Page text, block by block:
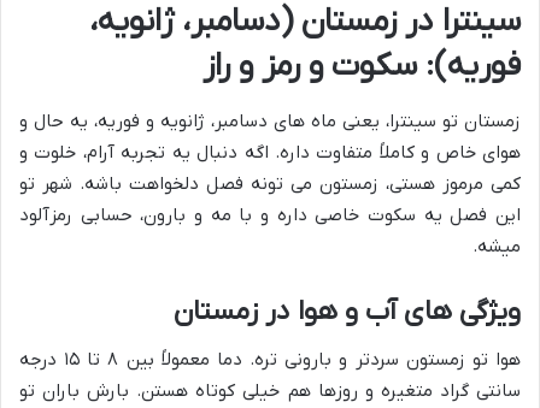
سینترا در زمستان (دسامبر، ژانویه،
فوریه): سکوت و رمز و راز
زمستان تو سینترا، یعنی ماه های دسامبر، ژانویه و فوریه، یه حال و
هوای خاص و کاملاً متفاوت داره. اگه دنبال یه تجربه آرام، خلوت و
کمی مرموز هستی، زمستون می تونه فصل دلخواهت باشه. شهر تو
این فصل یه سکوت خاصی داره و با مه و بارون، حسابی رمزآلود
میشه.
ویژگی های آب و هوا در زمستان
هوا تو زمستون سردتر و بارونی تره. دما معمولاً بین ۸ تا ۱۵ درجه
سانتی گراد متغیره و روزها هم خیلی کوتاه هستن. بارش باران تو